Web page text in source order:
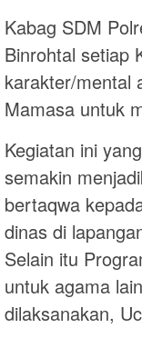
Kabag SDM
Binrohtal setiap
karakter/mental
Mamasa untuk
Kegiatan ini
semakin
bertaqwa
dinas di
Selain itu
untuk agama
dilaksanakan,